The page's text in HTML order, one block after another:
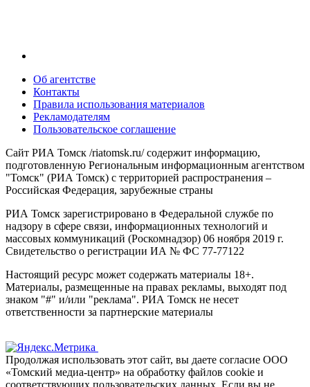
Об агентстве
Контакты
Правила использования материалов
Рекламодателям
Пользовательское соглашение
Сайт РИА Томск /riatomsk.ru/ содержит информацию,
подготовленную Региональным информационным агентством
"Томск" (РИА Томск) с территорией распространения –
Российская Федерация, зарубежные страны
РИА Томск зарегистрировано в Федеральной службе по
надзору в сфере связи, информационных технологий и
массовых коммуникаций (Роскомнадзор) 06 ноября 2019 г.
Свидетельство о регистрации ИА № ФС 77-77122
Настоящий ресурс может содержать материалы 18+.
Материалы, размещенные на правах рекламы, выходят под
знаком "#" и/или "реклама". РИА Томск не несет
ответственности за партнерские материалы
Продолжая использовать этот сайт, вы даете согласие ООО
«Томский медиа-центр» на обработку файлов cookie и